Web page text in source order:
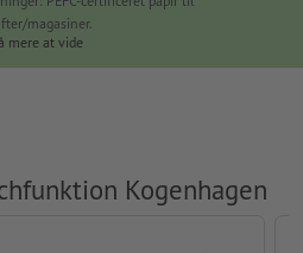
magasiner.
mere at vide
Kogenhagen